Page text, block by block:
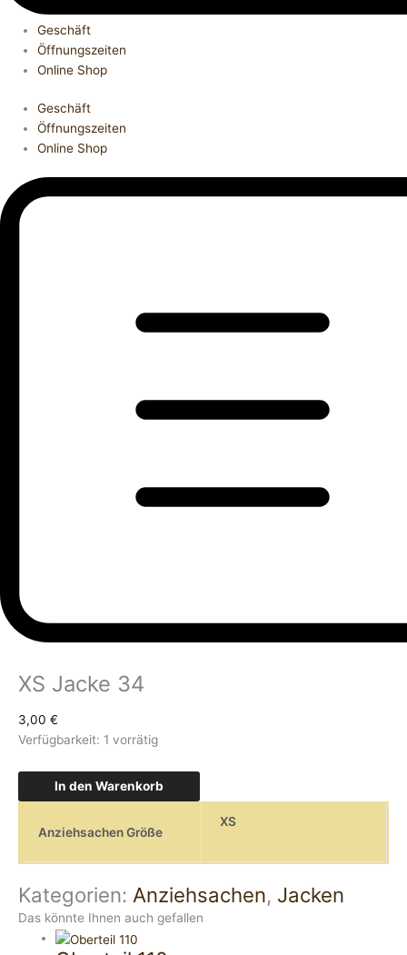
Geschäft
Öffnungszeiten
Online Shop
Geschäft
Öffnungszeiten
Online Shop
XS Jacke 34
3,00 €
Verfügbarkeit: 1 vorrätig
In den Warenkorb
Anziehsachen Größe
XS
Kategorien: Anziehsachen, Jacken
Das könnte Ihnen auch gefallen